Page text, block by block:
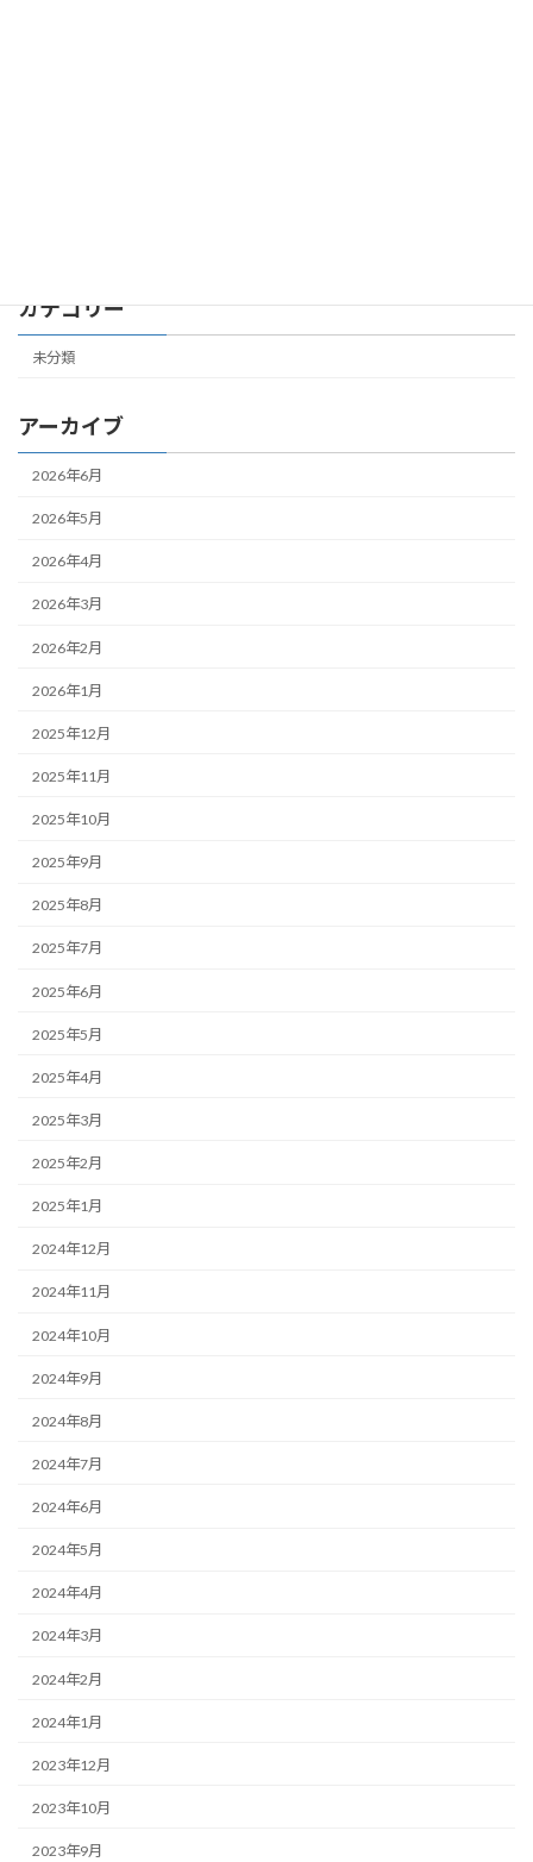
カテゴリー
未分類
アーカイブ
2026年6月
2026年5月
2026年4月
2026年3月
2026年2月
2026年1月
2025年12月
2025年11月
2025年10月
2025年9月
2025年8月
2025年7月
2025年6月
2025年5月
2025年4月
2025年3月
2025年2月
2025年1月
2024年12月
2024年11月
2024年10月
2024年9月
2024年8月
2024年7月
2024年6月
2024年5月
2024年4月
2024年3月
2024年2月
2024年1月
2023年12月
2023年10月
2023年9月